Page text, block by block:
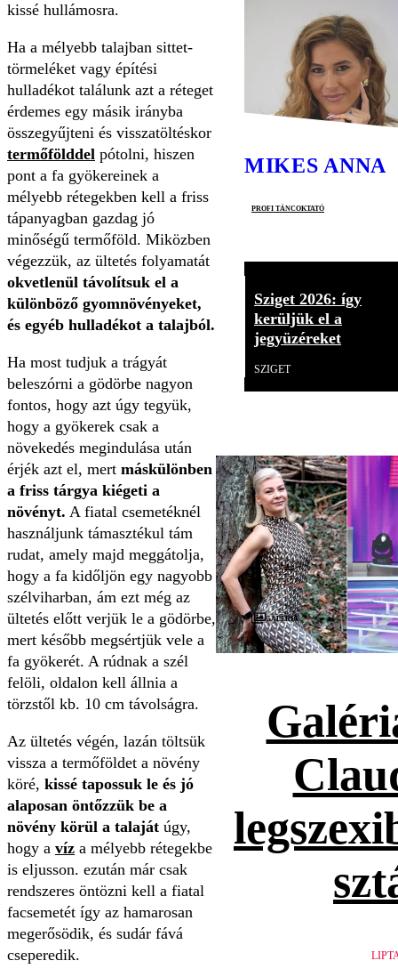
kissé hullámosra.
Ha a mélyebb talajban sittet-
törmeléket vagy építési
hulladékot találunk azt a réteget
érdemes egy másik irányba
összegyűjteni és visszatöltéskor
termőfölddel pótolni, hiszen
pont a fa gyökereinek a
mélyebb rétegekben kell a friss
tápanyagban gazdag jó
minőségű termőföld. Miközben
végezzük, az ültetés folyamatát
okvetlenül távolítsuk el a
különböző gyomnövényeket,
és egyéb hulladékot a talajból.
Ha most tudjuk a trágyát
beleszórni a gödörbe nagyon
fontos, hogy azt úgy tegyük,
hogy a gyökerek csak a
növekedés megindulása után
érjék azt el, mert máskülönben
a friss tárgya kiégeti a
növényt. A fiatal csemetéknél
használjunk támasztékul tám
rudat, amely majd meggátolja,
hogy a fa kidőljön egy nagyobb
szélviharban, ám ezt még az
ültetés előtt verjük le a gödörbe,
mert később megsértjük vele a
fa gyökerét. A rúdnak a szél
felöli, oldalon kell állnia a
törzstől kb. 10 cm távolságra.
Az ültetés végén, lazán töltsük
vissza a termőföldet a növény
köré, kissé tapossuk le és jó
alaposan öntőzzük be a
növény körül a talaját úgy,
hogy a víz a mélyebb rétegekbe
is eljusson. ezután már csak
rendszeres öntözni kell a fiatal
facsemetét így az hamarosan
megerősödik, és sudár fává
cseperedik.
MIKES ANNA
profi táncoktató
Sziget 2026: így
kerüljük el a
jegyüzéreket
SZIGET
Galéria